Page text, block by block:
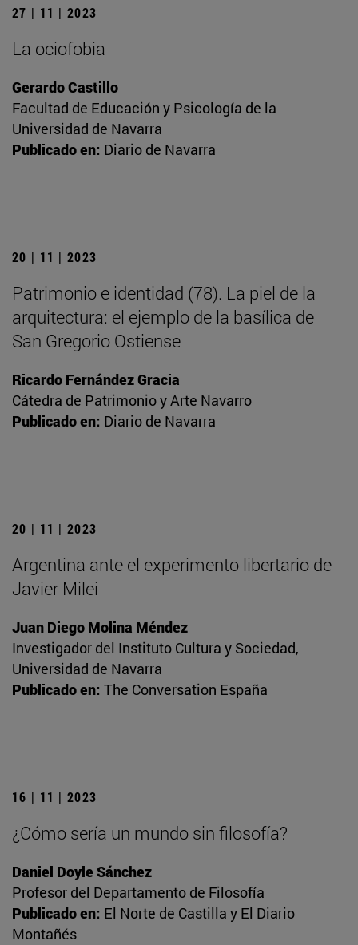
27 | 11 | 2023
La ociofobia
Gerardo Castillo
Facultad de Educación y Psicología de la
Universidad de Navarra
Publicado en: Diario de Navarra
20 | 11 | 2023
Patrimonio e identidad (78). La piel de la
arquitectura: el ejemplo de la basílica de
San Gregorio Ostiense
Ricardo Fernández Gracia
Cátedra de Patrimonio y Arte Navarro
Publicado en: Diario de Navarra
20 | 11 | 2023
Argentina ante el experimento libertario de
Javier Milei
Juan Diego Molina Méndez
Investigador del Instituto Cultura y Sociedad,
Universidad de Navarra
Publicado en: The Conversation España
16 | 11 | 2023
¿Cómo sería un mundo sin filosofía?
Daniel Doyle Sánchez
Profesor del Departamento de Filosofía
Publicado en: El Norte de Castilla y El Diario
Montañés